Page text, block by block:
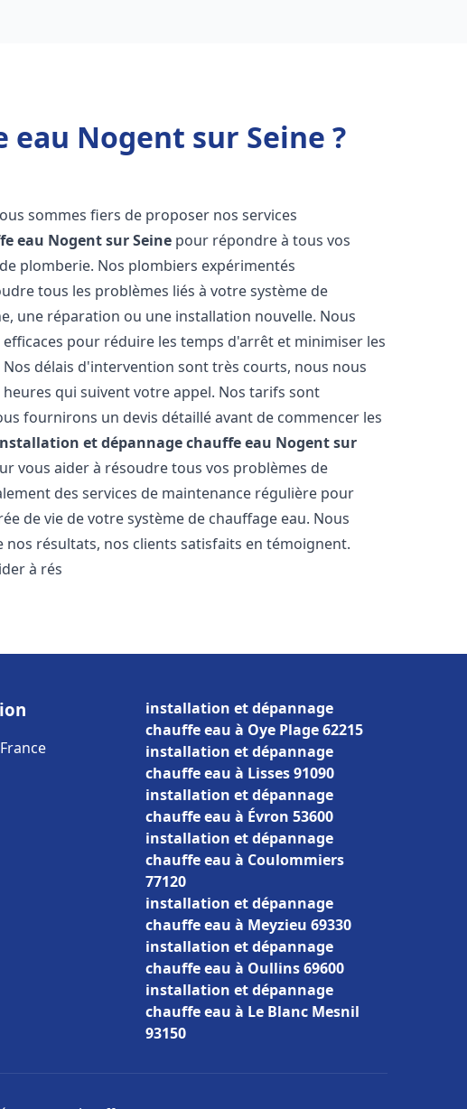
Nogent sur Seine ?
sommes fiers de proposer nos services
eau Nogent sur Seine pour répondre à tous vos
plomberie. Nos plombiers expérimentés
tous les problèmes liés à votre système de
une réparation ou une installation nouvelle. Nous
pour réduire les temps d'arrêt et minimiser les
délais d'intervention sont très courts, nous nous
qui suivent votre appel. Nos tarifs sont
fournirons un devis détaillé avant de commencer les
et dépannage chauffe eau Nogent sur
vous aider à résoudre tous vos problèmes de
des services de maintenance régulière pour
de vie de votre système de chauffage eau. Nous
résultats, nos clients satisfaits en témoignent.
à rés
installation et dépannage
chauffe eau à Oye Plage 62215
installation et dépannage
chauffe eau à Lisses 91090
installation et dépannage
chauffe eau à Évron 53600
installation et dépannage
chauffe eau à Coulommiers
77120
installation et dépannage
chauffe eau à Meyzieu 69330
installation et dépannage
chauffe eau à Oullins 69600
installation et dépannage
chauffe eau à Le Blanc Mesnil
93150